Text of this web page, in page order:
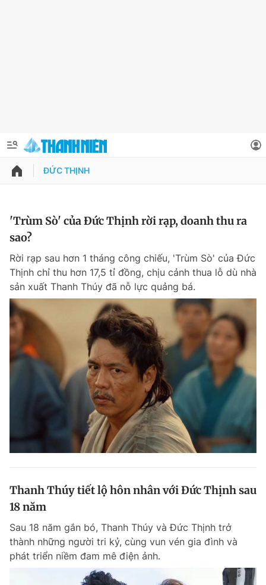
QUẢNG CÁO
Chuyên mục khác
Chào ngày mới
Tin thị trường Tin 360
Magazine
Bạn cần biết
Thông tin tòa soạn Liên hệ quảng cáo
Đọc Thanh Niên trên điện thoại
Thông tin tài khoản
Tin đã lưu
Tin đã xem
Đăng xuất
ĐỨC THỊNH
'Trùm Sò' của Đức Thịnh rời rạp, doanh thu ra
sao?
Rời rạp sau hơn 1 tháng công chiếu, 'Trùm Sò' của Đức
Thịnh chỉ thu hơn 17,5 tỉ đồng, chịu cảnh thua lỗ dù nhà
sản xuất Thanh Thúy đã nỗ lực quảng bá.
Thanh Thúy tiết lộ hôn nhân với Đức Thịnh sau
18 năm
Sau 18 năm gắn bó, Thanh Thúy và Đức Thịnh trở
thành những người tri kỷ, cùng vun vén gia đình và
phát triển niềm đam mê điện ảnh.